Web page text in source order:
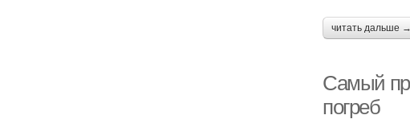
читать дальше →
Самый
погреб